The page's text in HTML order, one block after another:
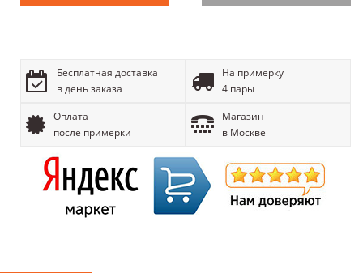
Бесплатная доставка
в день заказа
На примерку
4 пары
Оплата
после примерки
Магазин
в Москве